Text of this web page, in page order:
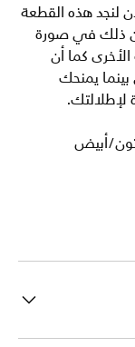
لنجد هذه القطعة
ذلك في صورة
كما أن
يمنحك
لإطلالتك.
أبيض